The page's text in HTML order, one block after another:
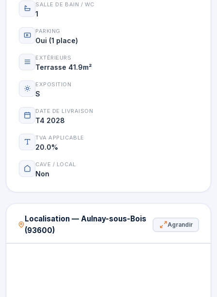
SALLE DE BAIN / WC
1
PARKING
Oui (1 place)
EXTÉRIEURS
Terrasse 41.9m²
EXPOSITION
S
DATE DE LIVRAISON
T4 2028
TVA APPLICABLE
20.0%
CAVE / LOCAL
Non
Localisation — Aulnay-sous-Bois
(93600)
Agrandir